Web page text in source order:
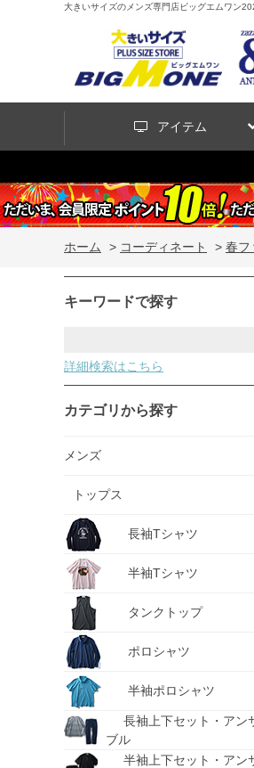
大きいサイズのメンズ専門店ビッグエムワン
アイテム
ホーム > コーディネート > 春フ
キーワードで探す
詳細検索はこちら
カテゴリから探す
メンズ
トップス
長袖Tシャツ
半袖Tシャツ
タンクトップ
ポロシャツ
半袖ポロシャツ
長袖上下セット・アン
ブル
半袖上下セット・アン